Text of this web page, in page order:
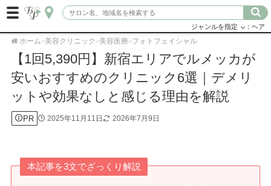
ジャンルを指定 ：ヘア
ホーム>美容クリニック >美容医療>フォトフェイシャル
【1回5,390円】新宿エリアでルメッカが
安いおすすめのクリニック6選｜デメリ
ットや効果なしと感じる理由を解説
PR 2025年11月11日 2026年7月9日
本記事を3文でざっくり解説